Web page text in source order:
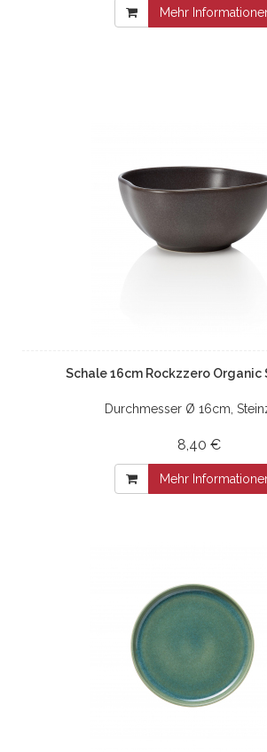
Mehr
Schale 16cm Rockzzero Organic
Durchmesser Ø 16cm,
8,40 €
Mehr